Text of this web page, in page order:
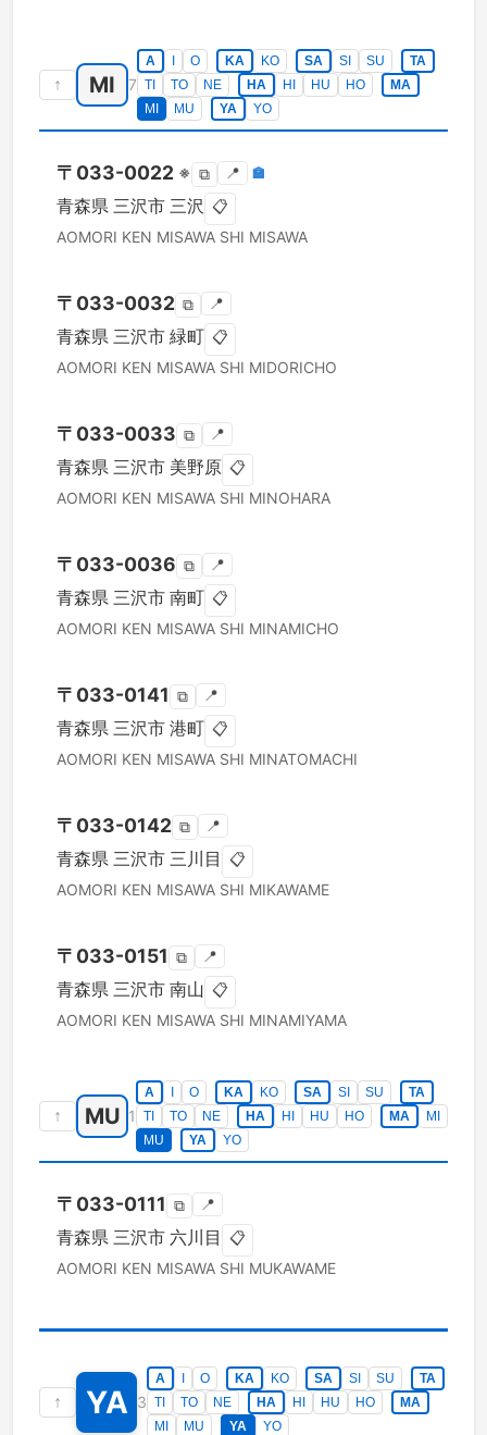
↑ MI 7
A O KA KO SA SI SU
TA
TI
TO NE HA HI HU HO
MA
MI
MU YA YO
〒 033-0022 ※ ⧉ 📍 🏣
青森県 三沢市 三沢 📋
AOMORI KEN MISAWA SHI MISAWA
〒 033-0032 ⧉ 📍
青森県 三沢市 緑町 📋
AOMORI KEN MISAWA SHI MIDORICHO
〒 033-0033 ⧉ 📍
青森県 三沢市 美野原 📋
AOMORI KEN MISAWA SHI MINOHARA
〒 033-0036 ⧉ 📍
青森県 三沢市 南町 📋
AOMORI KEN MISAWA SHI MINAMICHO
〒 033-0141 ⧉ 📍
青森県 三沢市 港町 📋
AOMORI KEN MISAWA SHI MINATOMACHI
〒 033-0142 ⧉ 📍
青森県 三沢市 三川目 📋
AOMORI KEN MISAWA SHI MIKAWAME
〒 033-0151 ⧉ 📍
青森県 三沢市 南山 📋
AOMORI KEN MISAWA SHI MINAMIYAMA
↑ MU 1
A O KA KO SA SI SU
TA
TI
TO NE HA HI HU HO MA
MI
MU
YA YO
〒 033-0111 ⧉ 📍
青森県 三沢市 六川目 📋
AOMORI KEN MISAWA SHI MUKAWAME
↑ YA 3
A O KA KO SA SI SU
TA
TI
TO NE HA HI HU HO
MA
MI
MU YA YO